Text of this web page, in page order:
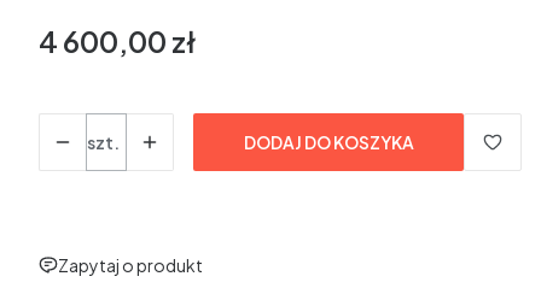
Cena
4 600,00 zł
szt.
DODAJ DO KOSZYKA
Zapytaj o produkt